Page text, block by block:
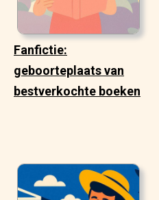
Fanfictie:
geboorteplaats van
bestverkochte boeken